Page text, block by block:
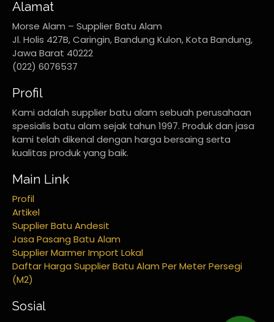
Alamat
Morse Alam – Supplier Batu Alam
Jl. Holis 427B, Caringin, Bandung Kulon, Kota Bandung,
Jawa Barat 40222
(022) 6076537
Profil
Kami adalah supplier batu alam sebuah perusahaan
spesialis batu alam sejak tahun 1997. Produk dan jasa
kami telah dikenal dengan harga bersaing serta
kualitas produk yang baik.
Main Link
Profil
Artikel
Supplier Batu Andesit
Jasa Pasang Batu Alam
Supplier Marmer Import Lokal
Daftar Harga Supplier Batu Alam Per Meter Persegi
(M2)
Sosial